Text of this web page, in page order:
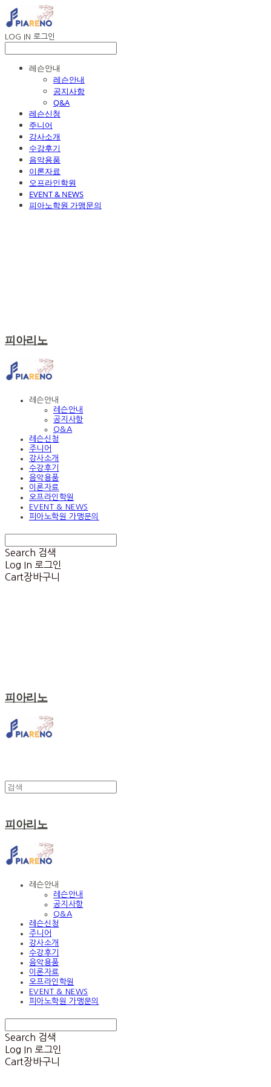
LOG IN 로그인
레슨안내
레슨안내
공지사항
Q&A
레슨신청
주니어
강사소개
수강후기
음악용품
이론자료
오프라인학원
EVENT & NEWS
피아노학원 가맹문의
피아리노
레슨안내
레슨안내
공지사항
Q&A
레슨신청
주니어
강사소개
수강후기
음악용품
이론자료
오프라인학원
EVENT & NEWS
피아노학원 가맹문의
Search 검색
Log In 로그인
Cart장바구니
피아리노
피아리노
레슨안내
레슨안내
공지사항
Q&A
레슨신청
주니어
강사소개
수강후기
음악용품
이론자료
오프라인학원
EVENT & NEWS
피아노학원 가맹문의
Search 검색
Log In 로그인
Cart장바구니